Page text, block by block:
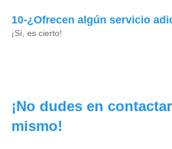
10-¿Ofrecen algún servicio
¡Sí, es cierto!
¡No dudes en
mismo!